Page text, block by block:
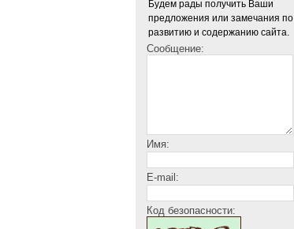
Будем рады получить Ваши
предложения или замечания по
развитию и содержанию сайта.
Сообщение:
Имя:
E-mail:
Код безопасности: